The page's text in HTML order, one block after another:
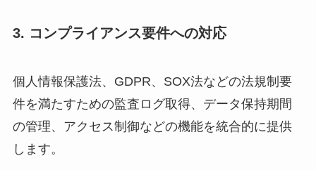
3. コンプライアンス要件への対応
個人情報保護法、GDPR、SOX法などの法規制要
件を満たすための監査ログ取得、データ保持期間
の管理、アクセス制御などの機能を統合的に提供
します。